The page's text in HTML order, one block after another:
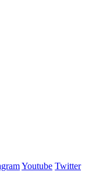
Youtube Twitter